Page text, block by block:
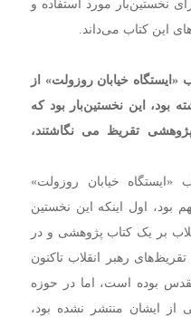
نخستین‌بار مورد استفاده و
این کتاب می‌داند.
«ایستگاه خیابان روزولت» از
بود،‌ این نخستین‌بار بود که
تقریظ می نگاشتند‌،
خیابان روزولت»
بود‌، اول اینکه این نخستین
بر یک کتاب پژوهشی و در
رهبر انقلاب تاکنون
بوده است،‌ اما در حوزه
از ایشان منتشر نشده بود‌،